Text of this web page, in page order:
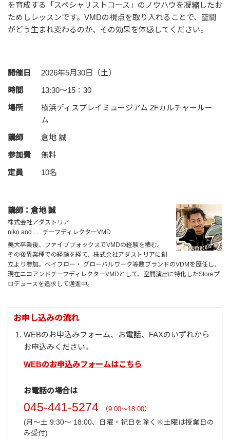
を育成する「スペシャリストコース」のノウハウを凝縮したお
ためしレッスンです。 VMDの視点を取り入れることで、空間
がどう生まれ変わるのか、その効果を体感してください。
開催日
2026年5月30日（土）
時間
13:30～15：30
場所
横浜ディスプレイミュージアム 2Fカルチャールー
ム
講師
倉地 誠
参加費
無料
定員
10名
講師：倉地 誠
株式会社アダストリア
niko and . . . チーフディレクターVMD
美大卒業後、ファイブフォックスでVMDの経験を積む。
その後異業種での経験を経て、株式会社アダストリアに創
立より参加。ベイフロー・ グローバルワーク等数ブランドのVDMを歴任し、
現在ニコアンドチーフディレクターVMDとして、空間演出に特化したStoreプ
ロデュースを追求して邁進中。
お申し込みの流れ
WEBのお申込みフォーム、お電話、FAXのいずれから
お申込みください。
WEBのお申込みフォームはこちら
お電話の場合は
045-441-5274
（9:00～18:00）
(月～土 9:30～ 18:00、日曜・祝日を除く※土曜は授業日の
み受付)